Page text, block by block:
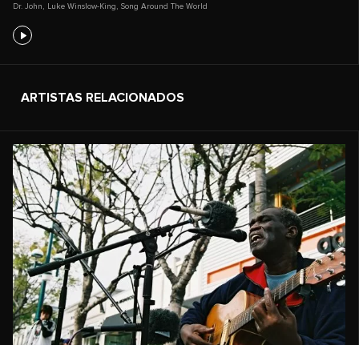
Dr. John , Luke Winslow-King , Song Around The World
ARTISTAS RELACIONADOS